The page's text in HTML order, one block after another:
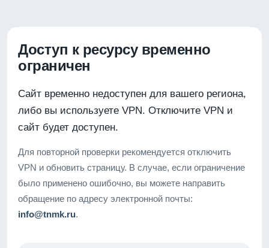
Доступ к ресурсу временно
ограничен
Сайт временно недоступен для вашего региона,
либо вы используете VPN. Отключите VPN и
сайт будет доступен.
Для повторной проверки рекомендуется отключить
VPN и обновить страницу. В случае, если ограничение
было применено ошибочно, вы можете направить
обращение по адресу электронной почты:
info@tnmk.ru.